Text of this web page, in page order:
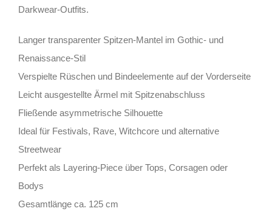
Darkwear-Outfits.
Langer transparenter Spitzen-Mantel im Gothic- und
Renaissance-Stil
Verspielte Rüschen und Bindeelemente auf der Vorderseite
Leicht ausgestellte Ärmel mit Spitzenabschluss
Fließende asymmetrische Silhouette
Ideal für Festivals, Rave, Witchcore und alternative
Streetwear
Perfekt als Layering-Piece über Tops, Corsagen oder
Bodys
Gesamtlänge ca. 125 cm